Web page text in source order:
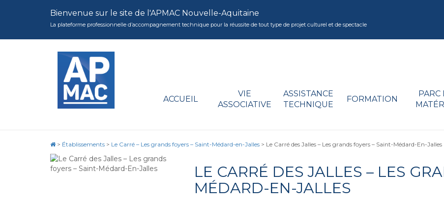
Bienvenue sur le site de l'APMAC Nouvelle-Aquitaine
La plateforme professionnelle d’accompagnement technique pour la réussite de tout type de projet culturel et de spectacle
ACCUEIL
VIE
ASSOCIATIVE
ASSISTANCE
TECHNIQUE
FORMATION
PARC
> Établissements > Le Carré – Les grands foyers – Saint-Médard-en-Jalles > Le Carré des Jalles – Les grands foyers – Saint-Médard-En-Jalles
LE CARRÉ DES JALLES – LES
MÉDARD-EN-JALLES